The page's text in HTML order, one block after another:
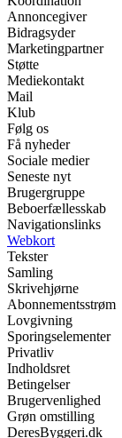
Annoncegiver
Bidragsyder
Marketingpartner
Støtte
Mediekontakt
Mail
Klub
Følg os
Få nyheder
Sociale medier
Seneste nyt
Brugergruppe
Beboerfællesskab
Navigationslinks
Webkort
Tekster
Samling
Skrivehjørne
Abonnementsstrøm
Lovgivning
Sporingselementer
Privatliv
Indholdsret
Betingelser
Brugervenlighed
Grøn omstilling
DeresByggeri.dk